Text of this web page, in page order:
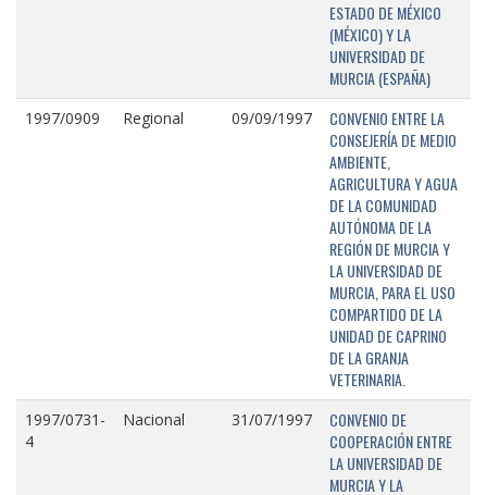
ESTADO DE MÉXICO
(MÉXICO) Y LA
UNIVERSIDAD DE
MURCIA (ESPAÑA)
1997/0909 Regional 09/09/1997
CONVENIO ENTRE LA
CONSEJERÍA DE MEDIO
AMBIENTE,
AGRICULTURA Y AGUA
DE LA COMUNIDAD
AUTÓNOMA DE LA
REGIÓN DE MURCIA Y
LA UNIVERSIDAD DE
MURCIA, PARA EL USO
COMPARTIDO DE LA
UNIDAD DE CAPRINO
DE LA GRANJA
VETERINARIA.
1997/0731-
4
Nacional 31/07/1997
CONVENIO DE
COOPERACIÓN ENTRE
LA UNIVERSIDAD DE
MURCIA Y LA